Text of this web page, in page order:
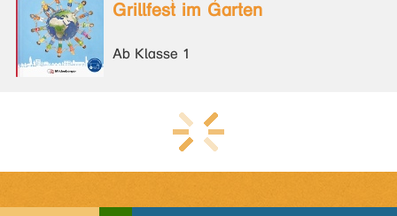
Grillfest im Garten
Ab Klasse 1
ABC der Tiere: Lesen in
Silben (Fibel)
Lena im Rollstuhl